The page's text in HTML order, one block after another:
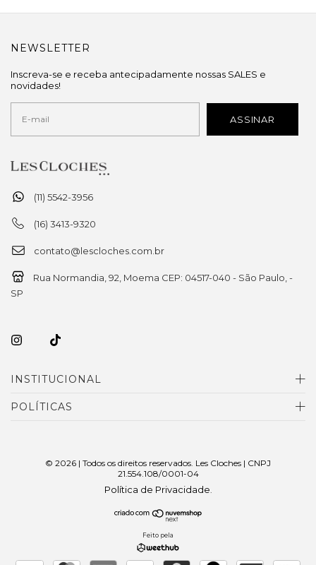
(11) 5542-3956
(16) 3413-9320
contato@lescloches.com.br
Rua Normandia, 92, Moema CEP: 04517-040 - São Paulo, -
SP
INSTITUCIONAL
POLÍTICAS
NEWSLETTER
Inscreva-se e receba antecipadamente nossas SALES e
novidades!
© 2026 | Todos os direitos reservados. Les Cloches | CNPJ
21.554.108/0001-04
Política de Privacidade
Feito pela